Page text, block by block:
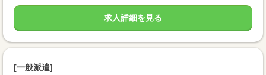
求人詳細を見る
[一般派遣]